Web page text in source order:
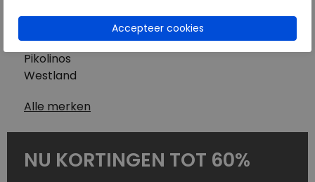
Mephisto
Pikolinos
Westland
Alle merken
NU KORTINGEN TOT 60%